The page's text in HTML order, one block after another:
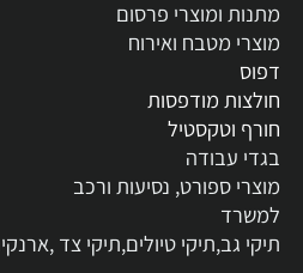
מוצרים
ומוצרי פרסום
מטבח ואירוח
מודפסות